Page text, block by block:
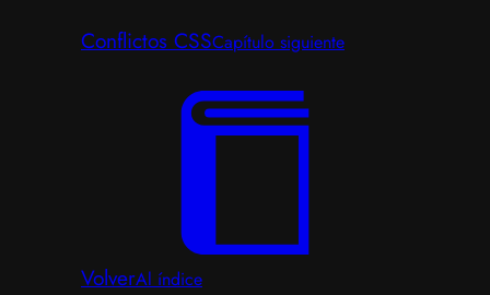
Conflictos CSSCapítulo siguiente
VolverAl índice